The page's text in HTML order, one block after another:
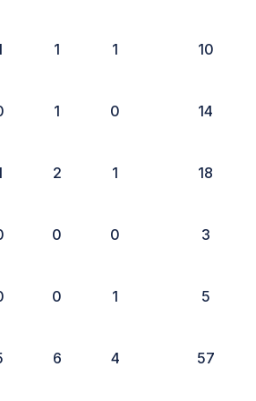
1 1 10
1 0 14
2 1 18
0 0 3
0 1 5
6 4 57